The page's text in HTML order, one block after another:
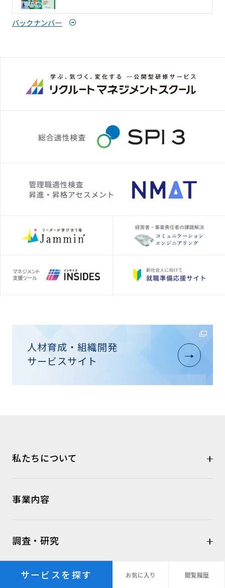
バックナンバー
人材育成・組織開発
サービスサイト
サービスを探す お気に 入り 閲覧履歴
私たちについて
事業内容
調査・研究
企業情報